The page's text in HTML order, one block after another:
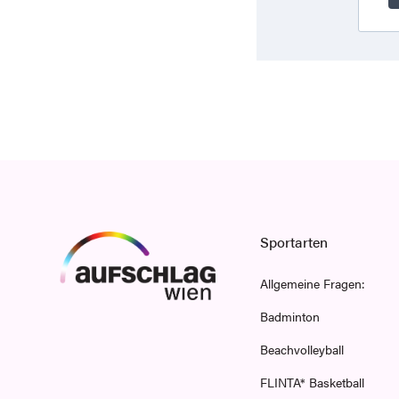
Sportarten
Allgemeine Fragen:
Badminton
Beachvolleyball
FLINTA* Basketball